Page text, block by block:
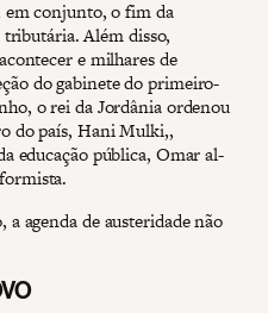
em conjunto, o fim da
tributária. Além disso,
e milhares de
do gabinete do primeiro-
o rei da Jordânia ordenou
do país, Hani Mulki,,
educação pública, Omar al-
agenda de austeridade não